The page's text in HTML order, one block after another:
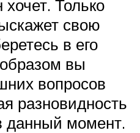
Только
свою
в его
вы
вопросов
разновидность
данный момент.